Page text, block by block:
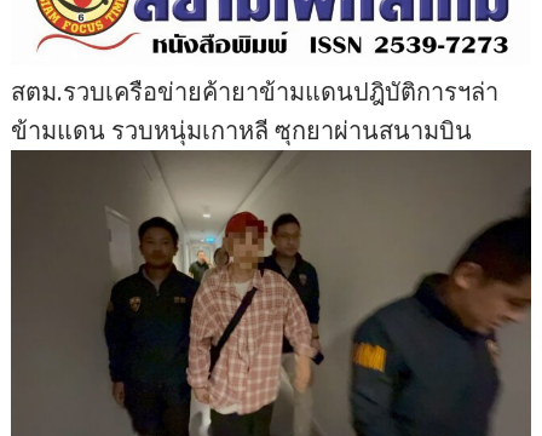
สตม.รวบเครือข่ายค้ายาข้ามแดนปฎิบัติการฯล่า
ข้ามแดน รวบหนุ่มเกาหลี ซุกยาผ่านสนามบิน